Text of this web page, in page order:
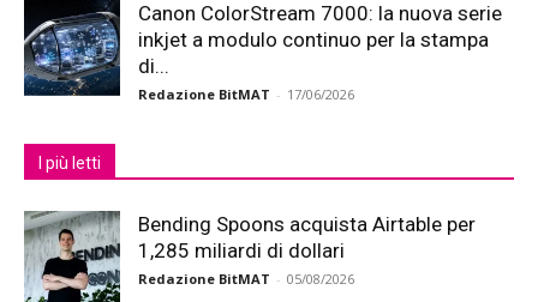
Canon ColorStream 7000: la nuova serie
inkjet a modulo continuo per la stampa
di...
Redazione BitMAT - 17/06/2026
I più letti
Bending Spoons acquista Airtable per
1,285 miliardi di dollari
Redazione BitMAT - 05/08/2026